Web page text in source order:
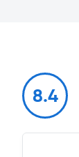
8.4